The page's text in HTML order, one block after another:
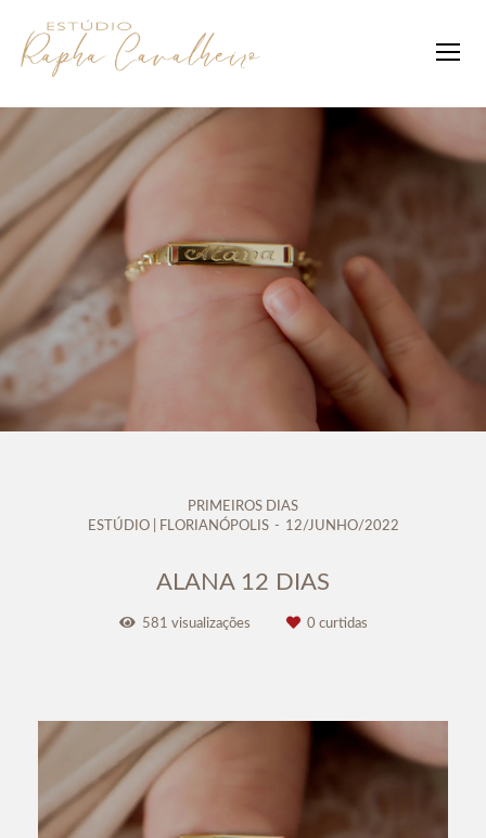
PRIMEIROS DIAS
ESTÚDIO | FLORIANÓPOLIS
12/JUNHO/2022
ALANA 12 DIAS
581 visualizações 0 curtidas